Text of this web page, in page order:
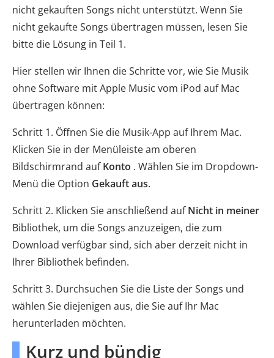
nicht gekauften Songs nicht unterstützt. Wenn Sie
nicht gekaufte Songs übertragen müssen, lesen Sie
bitte die Lösung in Teil 1.
Hier stellen wir Ihnen die Schritte vor, wie Sie Musik
ohne Software mit Apple Music vom iPod auf Mac
übertragen können:
Schritt 1. Öffnen Sie die Musik-App auf Ihrem Mac.
Klicken Sie in der Menüleiste am oberen
Bildschirmrand aufKonto . Wählen Sie im Dropdown-
Menü die Option Gekauft aus.
Schritt 2. Klicken Sie anschließend aufNicht in meiner
Bibliothek, um die Songs anzuzeigen, die zum
Download verfügbar sind, sich aber derzeit nicht in
Ihrer Bibliothek befinden.
Schritt 3. Durchsuchen Sie die Liste der Songs und
wählen Sie diejenigen aus, die Sie auf Ihr Mac
herunterladen möchten.
Kurz und bündig